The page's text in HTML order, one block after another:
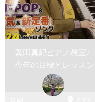
繁田真紀ピアノ教室♩
今年の目標とレッスン
のお約束♩